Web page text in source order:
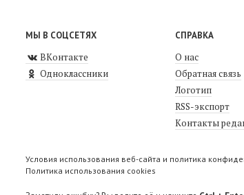
МЫ В СОЦСЕТЯХ
ВКонтакте
Одноклассники
СПРАВКА
О нас
Обратная связь
Логотип
RSS-экспорт
Контакты
Условия использования веб-сайта и политика
Политика использования cookies